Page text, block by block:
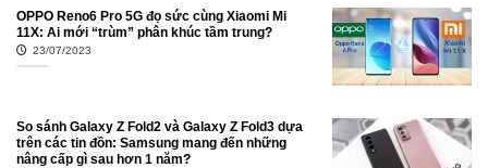
OPPO Reno6 Pro 5G đọ sức cùng Xiaomi Mi
11X: Ai mới “trùm” phân khúc tầm trung?
23/07/2023
So sánh Galaxy Z Fold2 và Galaxy Z Fold3 dựa
trên các tin đồn: Samsung mang đến những
nâng cấp gì sau hơn 1 năm?